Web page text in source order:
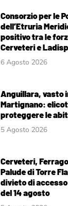
Consorzio per le
dell’Etruria
positivo tra le
Cerveteri e
6 Agosto 2026
Anguillara, vasto
Martignano:
proteggere le
5 Agosto 2026
Cerveteri,
Palude di Torre
divieto di
del 14 agosto